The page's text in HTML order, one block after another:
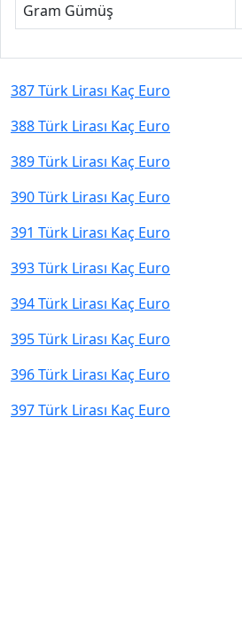
Gram Gümüş
387 Türk Lirası Kaç Euro
388 Türk Lirası Kaç Euro
389 Türk Lirası Kaç Euro
390 Türk Lirası Kaç Euro
391 Türk Lirası Kaç Euro
393 Türk Lirası Kaç Euro
394 Türk Lirası Kaç Euro
395 Türk Lirası Kaç Euro
396 Türk Lirası Kaç Euro
397 Türk Lirası Kaç Euro